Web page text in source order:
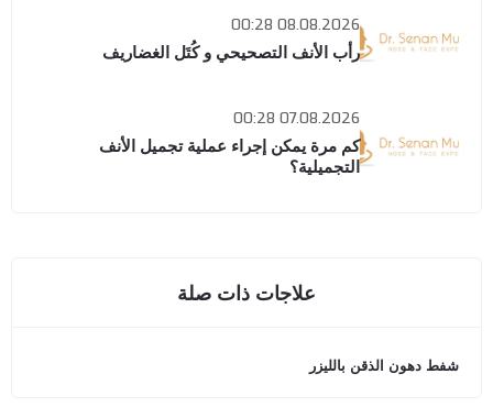
08.08.2026 00:28
رأب الأنف التصحيحي و كُتَل الغضاريف
07.08.2026 00:28
كم مرة يمكن إجراء عملية تجميل الأنف
التجميلية؟
علاجات ذات صلة
شفط دهون الذقن بالليزر